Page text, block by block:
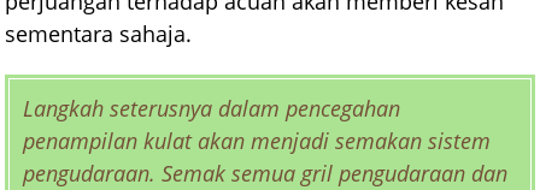
sementara sahaja.
Langkah seterusnya dalam pencegahan
penampilan kulat akan menjadi semakan sistem
pengudaraan. Semak semua gril pengudaraan dan